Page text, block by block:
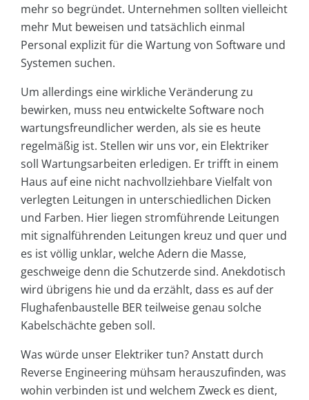
mehr so begründet. Unternehmen sollten vielleicht
mehr Mut beweisen und tatsächlich einmal
Personal explizit für die Wartung von Software und
Systemen suchen.
Um allerdings eine wirkliche Veränderung zu
bewirken, muss neu entwickelte Software noch
wartungsfreundlicher werden, als sie es heute
regelmäßig ist. Stellen wir uns vor, ein Elektriker
soll Wartungsarbeiten erledigen. Er trifft in einem
Haus auf eine nicht nachvollziehbare Vielfalt von
verlegten Leitungen in unterschiedlichen Dicken
und Farben. Hier liegen stromführende Leitungen
mit signalführenden Leitungen kreuz und quer und
es ist völlig unklar, welche Adern die Masse,
geschweige denn die Schutzerde sind. Anekdotisch
wird übrigens hie und da erzählt, dass es auf der
Flughafenbaustelle BER teilweise genau solche
Kabelschächte geben soll.
Was würde unser Elektriker tun? Anstatt durch
Reverse Engineering mühsam herauszufinden, was
wohin verbinden ist und welchem Zweck es dient,